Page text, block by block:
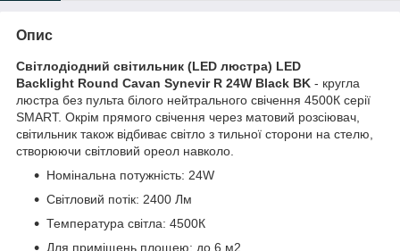
Опис
Світлодіодний світильник (LED люстра) LED
Backlight Round Cavan Synevir R 24W Black BK - кругла
люстра без пульта білого нейтрального свічення 4500К серії
SMART. Окрім прямого свічення через матовий розсіювач,
світильник також відбиває світло з тильної сторони на стелю,
створюючи світловий ореол навколо.
Номінальна потужність: 24W
Світловий потік: 2400 Лм
Температура світла: 4500К
Для приміщень площею: до 6 м2